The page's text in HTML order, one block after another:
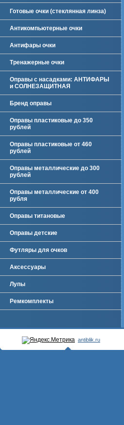
Готовые очки (стеклянная линза)
Антикомпьютерные очки
Антифары очки
Тренажерные очки
Оправы с насадками: АНТИФАРЫ
и СОЛНЕЗАЩИТНАЯ
Бренд оправы
Оправы пластиковые до 350
рублей
Оправы пластиковые от 460
рублей
Оправы металлические до 300
рублей
Оправы металлические от 400
рубля
Оправы титановые
Оправы детские
Футляры для очков
Аксессуары
Лупы
Ремкомплекты
antiblik.ru